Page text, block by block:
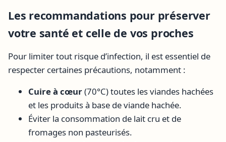
Les recommandations pour préserver
votre santé et celle de vos proches
Pour limiter tout risque d’infection, il est essentiel de
respecter certaines précautions, notamment :
Cuire à cœur(70°C) toutes les viandes hachées
et les produits à base de viande hachée.
Éviter la consommation de lait cru et de
fromages non pasteurisés.